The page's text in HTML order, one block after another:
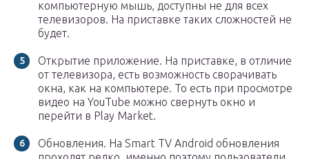
компьютерную мышь, доступны не для всех
телевизоров. На приставке таких сложностей не
будет.
Открытие приложение. На приставке, в отличие
от телевизора, есть возможность сворачивать
окна, как на компьютере. То есть при просмотре
видео на YouTube можно свернуть окно и
перейти в Play Market.
Обновления. На Smart TV Android обновления